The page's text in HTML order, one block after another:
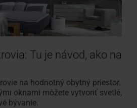
Tu je návod, ako na
na hodnotný obytný priestor.
oknami môžete vytvoriť svetlé,
bývanie.